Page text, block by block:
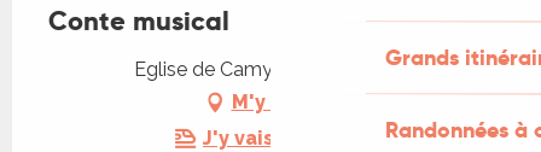
Grands
Randonnées
Conte musical
Eglise de Camy, 46140 Luzech
M'y rendre
J'y vais en train !